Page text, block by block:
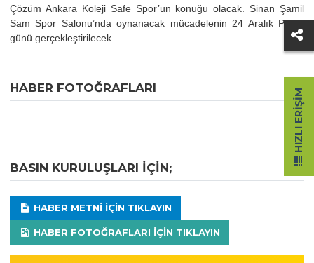
Çözüm Ankara Koleji Safe Spor’un konuğu olacak. Sinan Şamil
Sam Spor Salonu’nda oynanacak mücadelenin 24 Aralık Pazar
günü gerçekleştirilecek.
HABER FOTOĞRAFLARI
BASIN KURULUŞLARI IÇIN;
HABER METNI IÇIN TIKLAYIN
HABER FOTOĞRAFLARI IÇIN TIKLAYIN
HIZLI ERIŞIM